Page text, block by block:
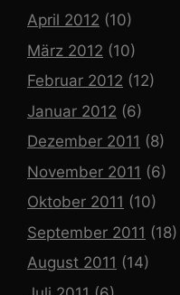
April 2012 (10)
März 2012 (10)
Februar 2012 (12)
Januar 2012 (6)
Dezember 2011 (8)
November 2011 (6)
Oktober 2011 (10)
September 2011 (18)
August 2011 (14)